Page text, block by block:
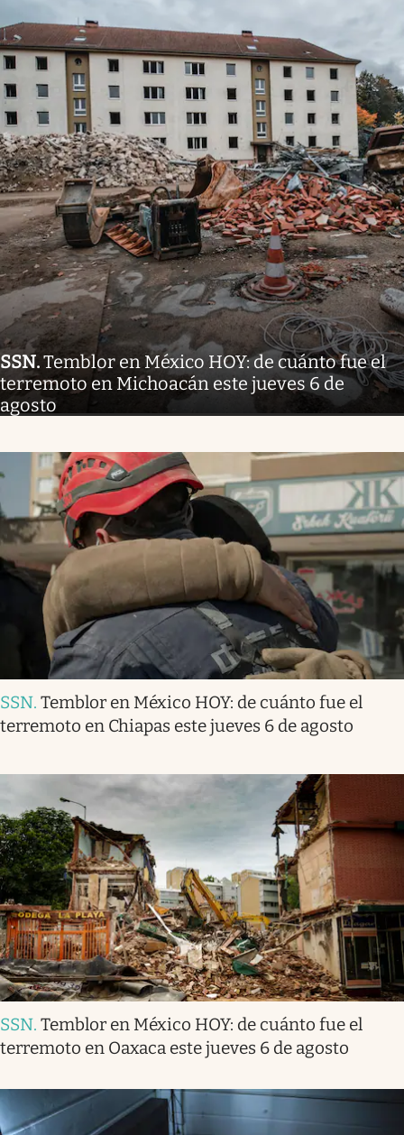
SSN.Temblor en México HOY: de cuánto fue el
terremoto en Michoacán este jueves 6 de
agosto
SSN. Temblor en México HOY: de cuánto fue el
terremoto en Chiapas este jueves 6 de agosto
SSN. Temblor en México HOY: de cuánto fue el
terremoto en Oaxaca este jueves 6 de agosto